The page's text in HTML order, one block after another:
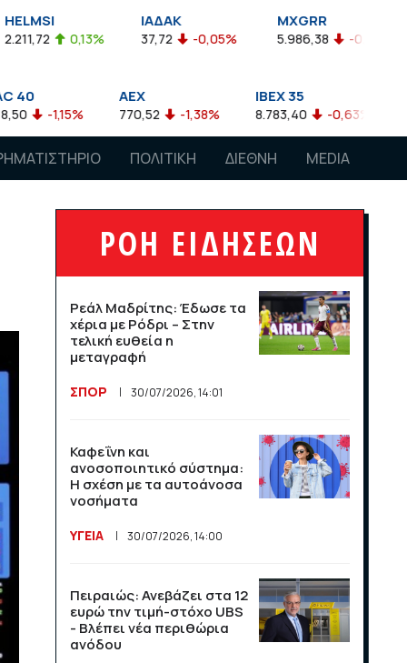
0,13% 37,72 -0,05% 5.986,38 -0,23% 2.924,61
770,52 -1,38% 8.783,40 -0,63% 4.007,68
ΠΟΛΙΤΙΚΗ ΔΙΕΘΝΗ MEDIA
ΡΟΗ ΕΙΔΗΣΕΩΝ
Ρεάλ Μαδρίτης: Έδωσε τα
χέρια με Ρόδρι – Στην
τελική ευθεία η
μεταγραφή
ΣΠΟΡ 30/07/2026, 14:01
Καφεΐνη και
ανοσοποιητικό σύστημα:
Η σχέση με τα αυτοάνοσα
νοσήματα
ΥΓΕΙΑ 30/07/2026, 14:00
Πειραιώς: Ανεβάζει στα 12
ευρώ την τιμή-στόχο UBS
- Βλέπει νέα περιθώρια
ανόδου